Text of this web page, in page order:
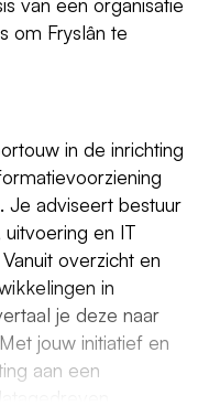
om Fryslân te
in de inrichting
Je adviseert bestuur
en IT
overzicht en
in
je deze naar
jouw initiatief en
aan een